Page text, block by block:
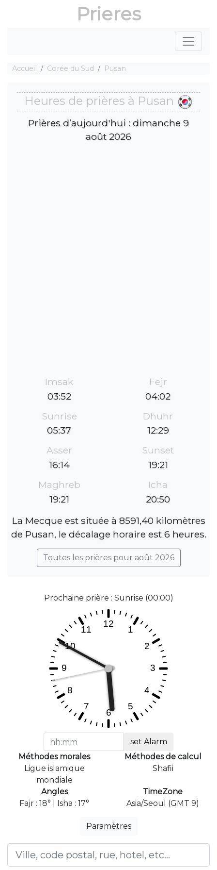
Prieres
Accueil Corée du Sud Pusan
Heures de prières à Pusan
Prières d’aujourd'hui : dimanche 9
août 2026
Imsak
03:52
Fejr
04:02
Sunrise
05:37
Dhuhr
12:29
Asser
16:14
Sunset
19:21
Maghreb
19:21
Icha
20:50
La Mecque est située à 8591,40 kilomètres
de Pusan, le décalage horaire est 6 heures.
Toutes les prières pour août 2026
Prochaine prière : Sunrise (00:00)
set Alarm
Méthodes morales
Ligue islamique
mondiale
Méthodes de calcul
Shafii
Angles
Fajr : 18° | Isha : 17°
TimeZone
Asia/Seoul (GMT 9)
Paramètres